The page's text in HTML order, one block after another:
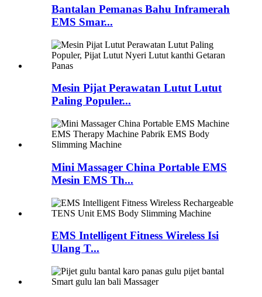
Bantalan Pemanas Bahu Inframerah
EMS Smar...
Mesin Pijat Perawatan Lutut Lutut
Paling Populer...
Mini Massager China Portable EMS
Mesin EMS Th...
EMS Intelligent Fitness Wireless Isi
Ulang T...